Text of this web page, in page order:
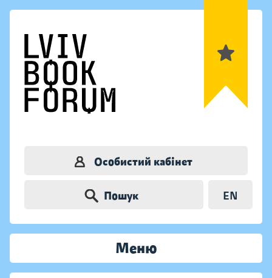
Особистий кабінет
Пошук EN
Меню